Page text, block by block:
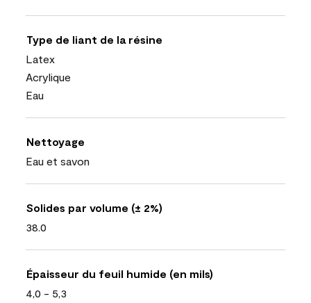
Type de liant de la résine
Latex
Acrylique
Eau
Nettoyage
Eau et savon
Solides par volume (± 2%)
38.0
Épaisseur du feuil humide (en mils)
4,0 - 5,3